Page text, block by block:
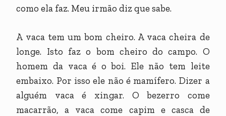
como ela faz. Meu irmão diz que sabe.
A vaca tem um bom cheiro. A vaca cheira de
longe. Isto faz o bom cheiro do campo. O
homem da vaca é o boi. Ele não tem leite
embaixo. Por isso ele não é mamífero. Dizer a
alguém vaca é xingar. O bezerro come
macarrão, a vaca come capim e casca de